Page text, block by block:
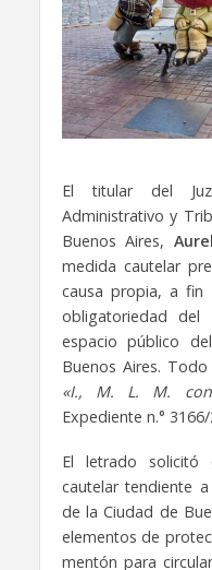
El titular del
Administrativo y
Buenos Aires,
medida cautelar
causa propia, a
obligatoriedad
espacio público
Buenos Aires.
«I., M. L. M.
Expediente n.°
El letrado
cautelar tendiente
de la Ciudad de
elementos de
mentón para